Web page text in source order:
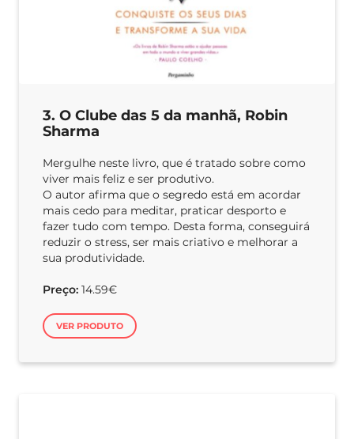
3. O Clube das 5 da manhã, Robin
Sharma
Mergulhe neste livro, que é tratado sobre como
viver mais feliz e ser produtivo.
O autor afirma que o segredo está em acordar
mais cedo para meditar, praticar desporto e
fazer tudo com tempo. Desta forma, conseguirá
reduzir o stress, ser mais criativo e melhorar a
sua produtividade.
Preço: 14.59€
VER PRODUTO